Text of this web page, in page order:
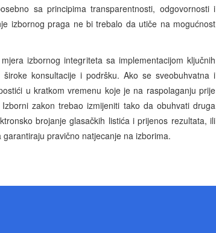
sa principima transparentnosti, odgovornosti i
izbornog praga ne bi trebalo da utiče na mogućnost
izbornog integriteta sa implementacijom ključnih
konsultacije i podršku. Ako se sveobuhvatna i
u kratkom vremenu koje je na raspolaganju prije
zakon trebao izmijeniti tako da obuhvati druga
brojanje glasačkih listića i prijenos rezultata, ili
pravično natjecanje na izborima.